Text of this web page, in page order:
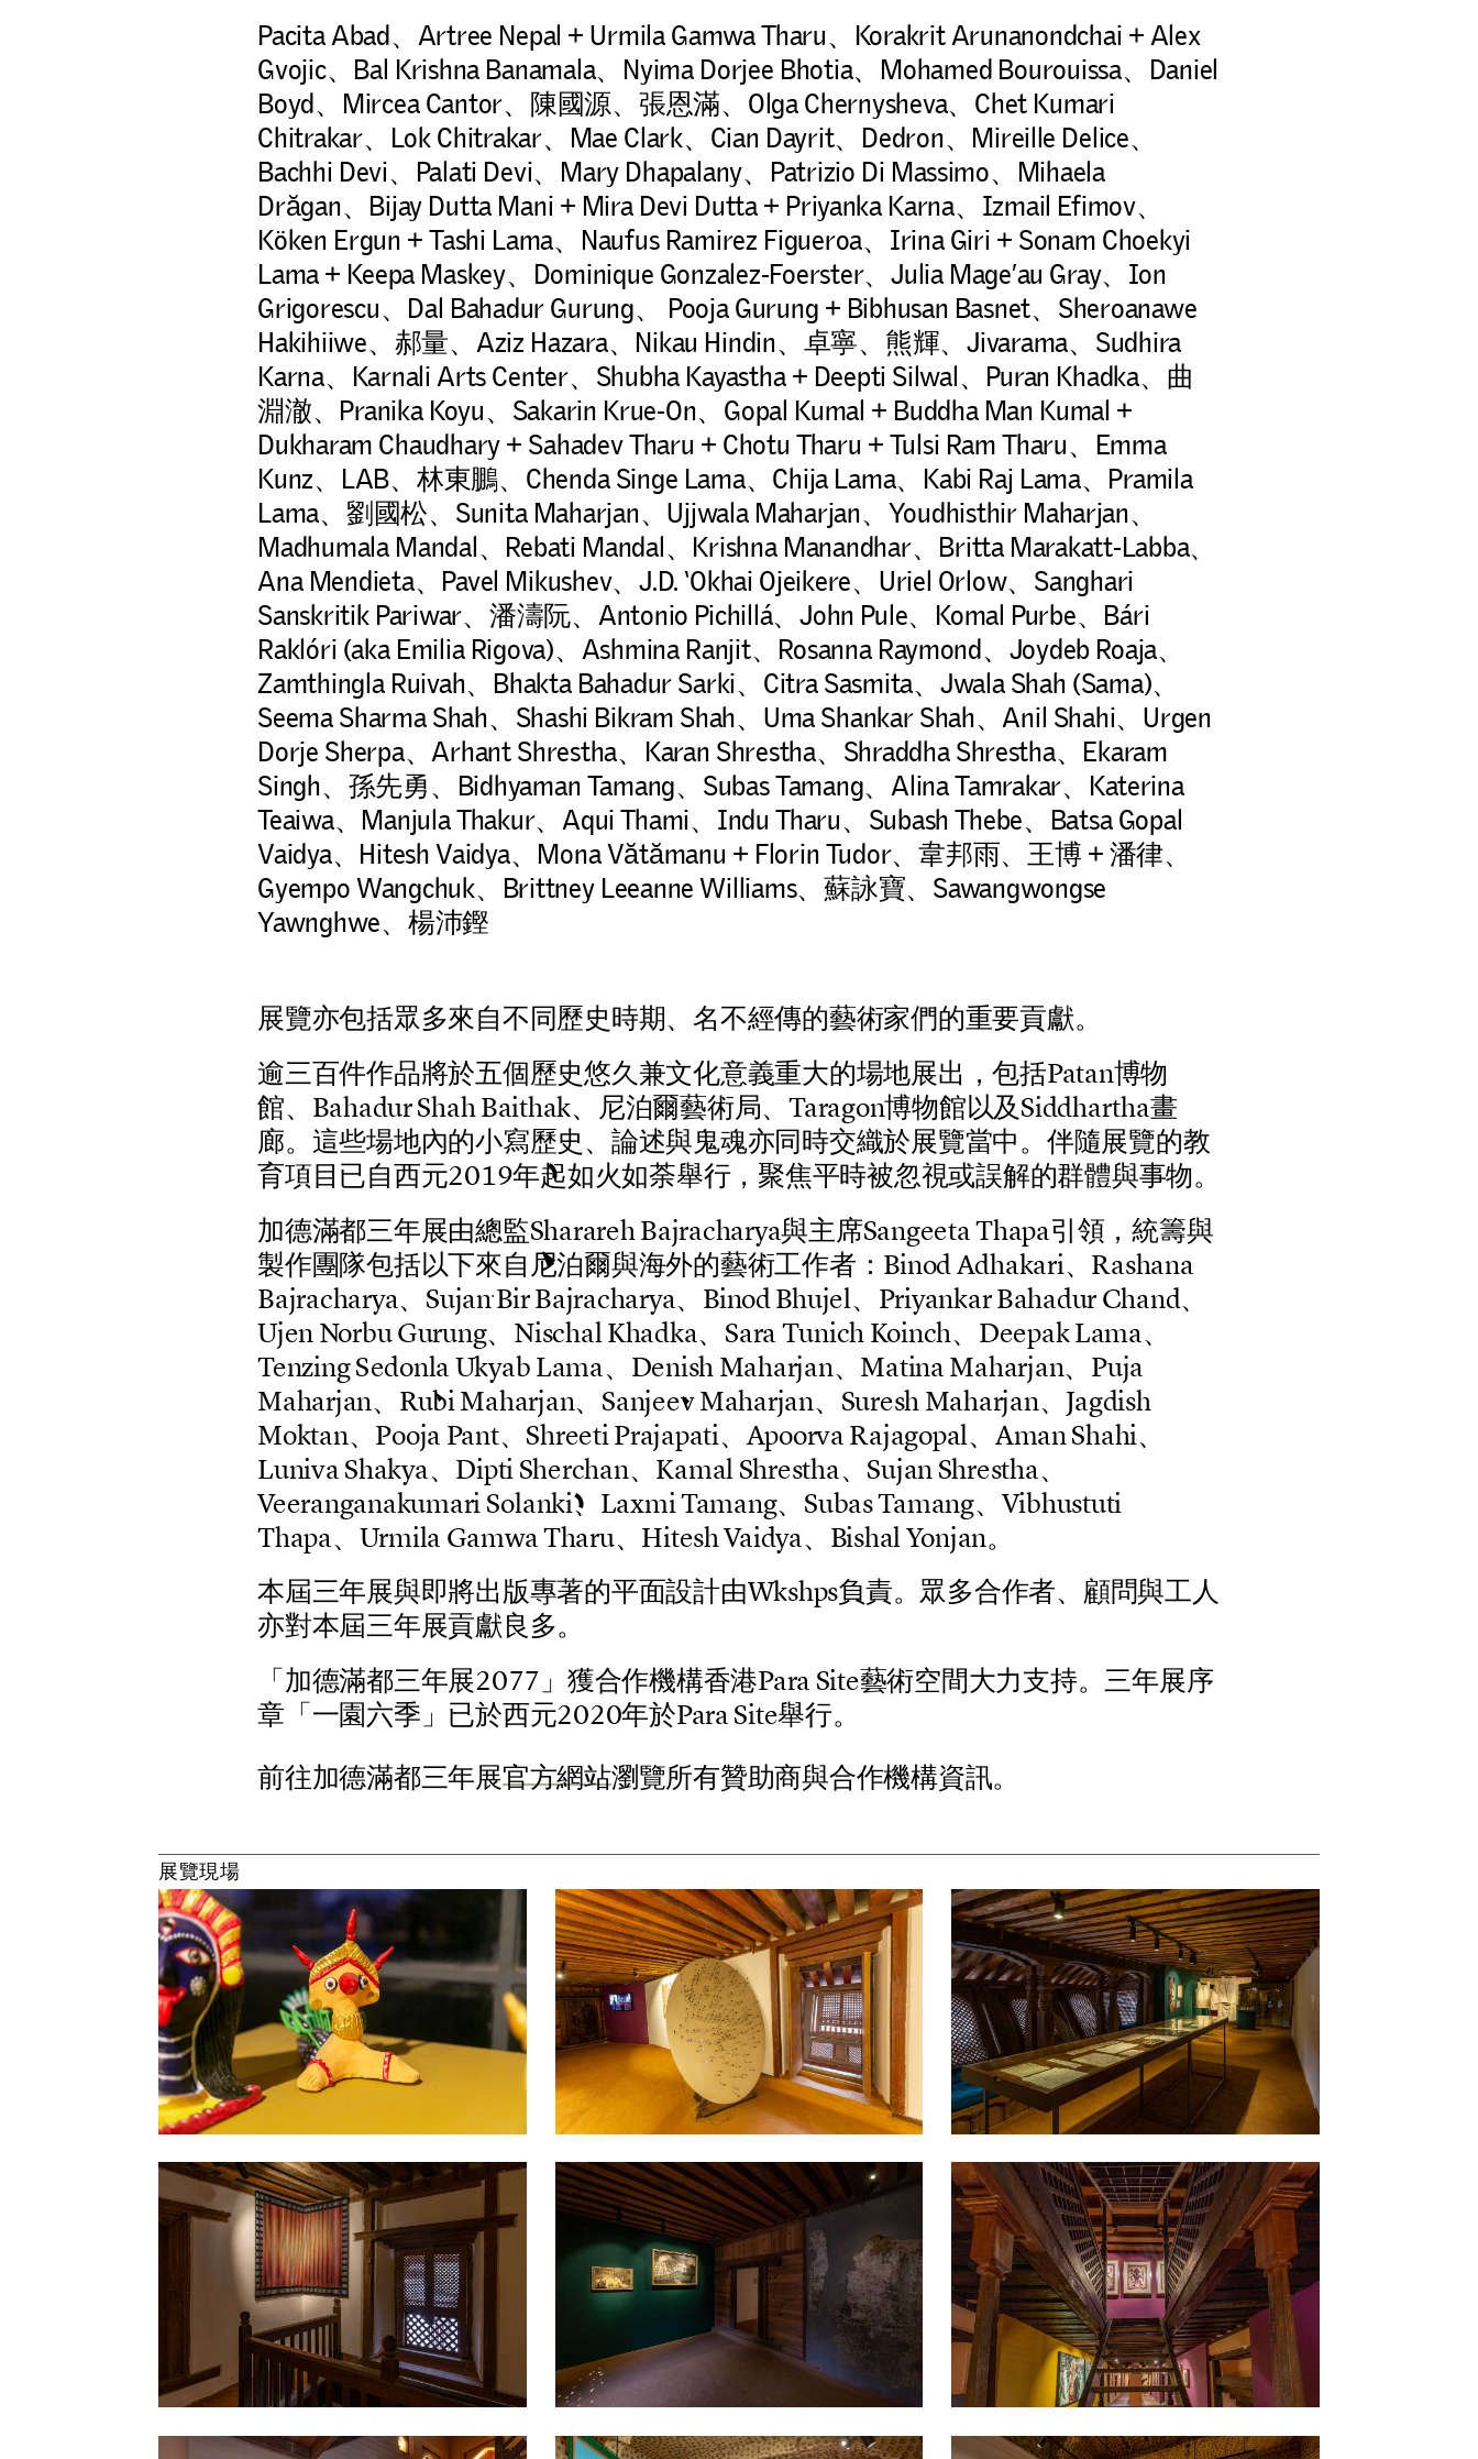
Pacita Abad、Artree Nepal + Urmila Gamwa Tharu、Korakrit Arunanondchai + Alex
Gvojic、Bal Krishna Banamala、Nyima Dorjee Bhotia、Mohamed Bourouissa、Daniel
Boyd、Mircea Cantor、陳國源、張恩滿、Olga Chernysheva、Chet Kumari
Chitrakar、Lok Chitrakar、Mae Clark、Cian Dayrit、Dedron、Mireille Delice、
Bachhi Devi、Palati Devi、Mary Dhapalany、Patrizio Di Massimo、Mihaela
Drăgan、Bijay Dutta Mani + Mira Devi Dutta + Priyanka Karna、Izmail Efimov、
Köken Ergun + Tashi Lama、Naufus Ramirez Figueroa、Irina Giri + Sonam Choekyi
Lama + Keepa Maskey、Dominique Gonzalez-Foerster、Julia Mage’au Gray、Ion
Grigorescu、Dal Bahadur Gurung、 Pooja Gurung + Bibhusan Basnet、Sheroanawe
Hakihiiwe、郝量、Aziz Hazara、Nikau Hindin、卓寧、熊輝、Jivarama、Sudhira
Karna、Karnali Arts Center、Shubha Kayastha + Deepti Silwal、Puran Khadka、曲
淵澈、Pranika Koyu、Sakarin Krue-On、Gopal Kumal + Buddha Man Kumal +
Dukharam Chaudhary + Sahadev Tharu + Chotu Tharu + Tulsi Ram Tharu、Emma
Kunz、LAB、林東鵬、Chenda Singe Lama、Chija Lama、Kabi Raj Lama、Pramila
Lama、劉國松、Sunita Maharjan、Ujjwala Maharjan、Youdhisthir Maharjan、
Madhumala Mandal、Rebati Mandal、Krishna Manandhar、Britta Marakatt-Labba、
Ana Mendieta、Pavel Mikushev、J.D. ‘Okhai Ojeikere、Uriel Orlow、Sanghari
Sanskritik Pariwar、潘濤阮、Antonio Pichillá、John Pule、Komal Purbe、Bári
Raklóri (aka Emilia Rigova)、Ashmina Ranjit、Rosanna Raymond、Joydeb Roaja、
Zamthingla Ruivah、Bhakta Bahadur Sarki、Citra Sasmita、Jwala Shah (Sama)、
Seema Sharma Shah、Shashi Bikram Shah、Uma Shankar Shah、Anil Shahi、Urgen
Dorje Sherpa、Arhant Shrestha、Karan Shrestha、Shraddha Shrestha、Ekaram
Singh、孫先勇、Bidhyaman Tamang、Subas Tamang、Alina Tamrakar、Katerina
Teaiwa、Manjula Thakur、Aqui Thami、Indu Tharu、Subash Thebe、Batsa Gopal
Vaidya、Hitesh Vaidya、Mona Vătămanu + Florin Tudor、韋邦雨、王博 + 潘律、
Gyempo Wangchuk、Brittney Leeanne Williams、蘇詠寶、Sawangwongse
Yawnghwe、楊沛鏗
展覽亦包括眾多來自不同歷史時期、名不經傳的藝術家們的重要貢獻。
逾三百件作品將於五個歷史悠久兼文化意義重大的場地展出 ，包括Patan博物
館、 BahadurShahBaithak、 尼泊爾藝術局、Taragon博物館以及Siddhartha畫
廊。 這些場地內的小寫歷史、 論述與鬼魂亦同時交織於展覽當中。 伴隨展覽的教
育項目已自西元2019年起如火如荼舉行， 聚焦平時被忽視或誤解的群體與事物。
加德滿都三年展由總監ShararehBajracharya與主席SangeetaThapa引領 ，統籌與
製作團隊包括以下來自尼泊爾與海外的藝術工作者 ： BinodAdhakari、 Rashana
Bajracharya、 SujanBirBajracharya、 BinodBhujel、 PriyankarBahadurChand、
UjenNorbuGurung、 NischalKhadka、 SaraTunichKoinch、 DeepakLama、
TenzingSedonlaUkyabLama、 DenishMaharjan、 MatinaMaharjan、 Puja
Maharjan、 RubiMaharjan、 SanjeevMaharjan、 SureshMaharjan、 Jagdish
Moktan、 Pooja Pant、 ShreetiPrajapati、 ApoorvaRajagopal、 AmanShahi、
LunivaShakya、 DiptiSherchan、 KamalShrestha、 SujanShrestha、
VeeranganakumariSolanki、 LaxmiTamang、 SubasTamang、 Vibhustuti
Thapa、 Urmila GamwaTharu、 HiteshVaidya、 BishalYonjan。
本屆三年展與即將出版專著的平面設計由Wkshps負責。眾多合作者、 顧問與工人
亦對本屆三年展貢獻良多。
「加德滿都三年展2077 」 獲合作機構香港Para Site藝術空間大力支持。三年展序
章 「一園六季 」 已於西元2020年於ParaSite舉行。
前往加德滿都三年展官方網站瀏覽所有贊助商與合作機構資訊。
展覽現場